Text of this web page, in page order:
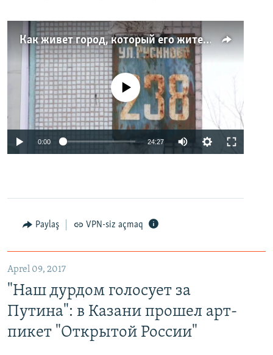
Как живет город, который его жители никогда не видели. Неизвестная Россия
No media source currently available
0:00 24:27
Paylaş VPN-siz açmaq
Aprel 09, 2017
"Наш дурдом голосует за
Путина": в Казани прошел арт-
пикет "Открытой России"